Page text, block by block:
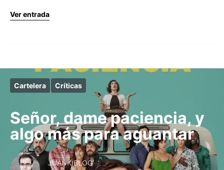
Ver entrada
Cartelera Críticas
Señor, dame paciencia, y
algo más para aguantar
JUANKIBLOG